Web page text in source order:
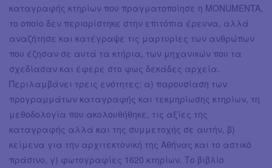
καταγραφής κτηρίων που πραγματοποίησε η MONUMENTA,
το οποίο δεν περιορίστηκε στην επιτόπια έρευνα, αλλά
αναζήτησε και κατέγραψε τις μαρτυρίες των ανθρώπων
που έζησαν σε αυτά τα κτήρια, των μηχανικών που τα
σχεδίασαν και έφερε στο φως δεκάδες αρχεία.
Περιλαμβάνει τρεις ενότητες: α) παρουσίαση των
προγραμμάτων καταγραφής και τεκμηρίωσης κτηρίων, τη
μεθοδολογία που ακολουθήθηκε, τις αξίες της
καταγραφής αλλά και της συμμετοχής σε αυτήν, β)
κείμενα για την αρχιτεκτονική της Αθήνας και το αστικό
πράσινο, γ) φωτογραφίες 1620 κτηρίων. Το βιβλίο